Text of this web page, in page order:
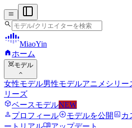
menu
search
MiaoYin
home ホーム
view_in_arモデル
expand_more
女性モデル男性モデルアニメシリー
リーズ
deployed_codeベースモデルNEW
person プロフィールadd_circleモデルを公開 assessment カ
ートリアルmenu_bookアップデート